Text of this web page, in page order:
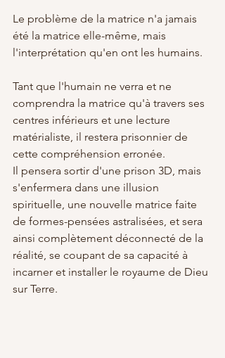
Le problème de la matrice n'a jamais
été la matrice elle-même, mais
l'interprétation qu'en ont les humains.
Tant que l'humain ne verra et ne
comprendra la matrice qu'à travers ses
centres inférieurs et une lecture
matérialiste, il restera prisonnier de
cette compréhension erronée.
Il pensera sortir d'une prison 3D, mais
s'enfermera dans une illusion
spirituelle, une nouvelle matrice faite
de formes-pensées astralisées, et sera
ainsi complètement déconnecté de la
réalité, se coupant de sa capacité à
incarner et installer le royaume de Dieu
sur Terre.